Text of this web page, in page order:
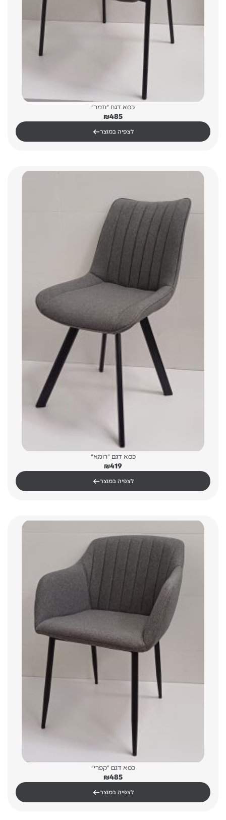
כסא דגם "תמר"
₪485
←לצפיה במוצר
כסא דגם "רומא"
₪419
←לצפיה במוצר
כסא דגם "קפרי"
₪485
←לצפיה במוצר